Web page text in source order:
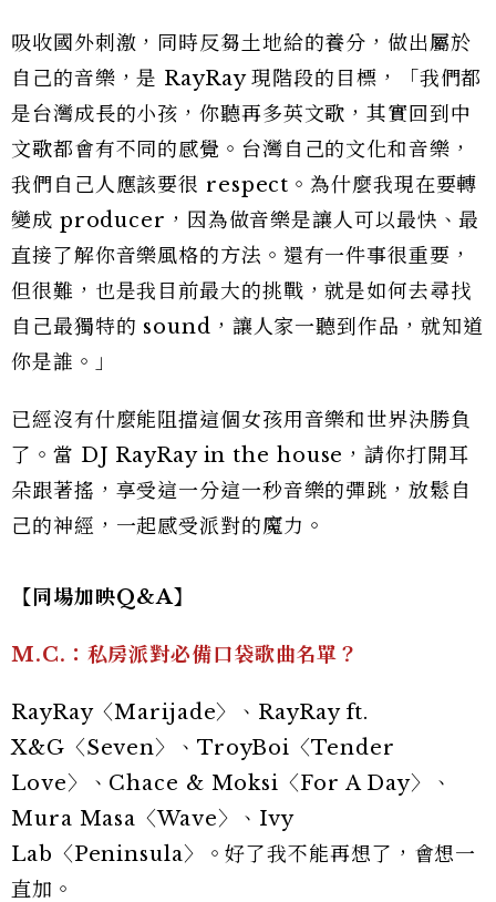
吸收國外刺激，同時反芻土地給的養分，做出屬於
自己的音樂，是 RayRay 現階段的目標，「我們都
是台灣成長的小孩，你聽再多英文歌，其實回到中
文歌都會有不同的感覺。台灣自己的文化和音樂，
我們自己人應該要很 respect。為什麼我現在要轉
變成 producer，因為做音樂是讓人可以最快、最
直接了解你音樂風格的方法。還有一件事很重要，
但很難，也是我目前最大的挑戰，就是如何去尋找
自己最獨特的 sound，讓人家一聽到作品，就知道
你是誰。」
已經沒有什麼能阻擋這個女孩用音樂和世界決勝負
了。當 DJ RayRay in the house，請你打開耳
朵跟著搖，享受這一分這一秒音樂的彈跳，放鬆自
己的神經，一起感受派對的魔力。
【同場加映Q&A】
M.C.：私房派對必備口袋歌曲名單？
RayRay〈Marijade〉、RayRay ft.
X&G〈Seven〉、TroyBoi〈Tender
Love〉、Chace & Moksi〈For A Day〉、
Mura Masa〈Wave〉、Ivy
Lab〈Peninsula〉。好了我不能再想了，會想一
直加。